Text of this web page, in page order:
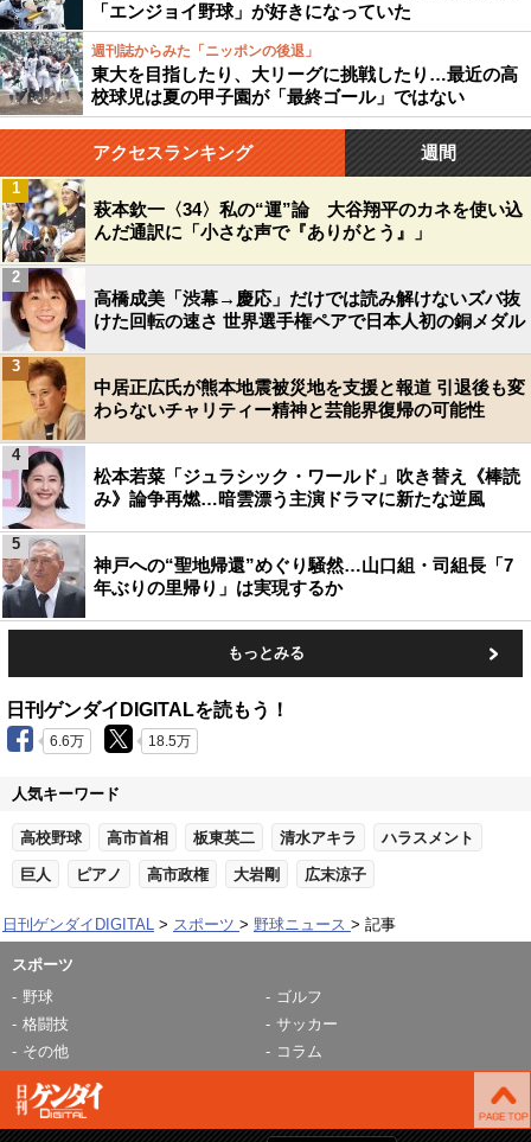
「エンジョイ野球」が好きになっていた
週刊誌からみた「ニッポンの後退」
東大を目指したり、大リーグに挑戦したり…最近の高
校球児は夏の甲子園が「最終ゴール」ではない
アクセスランキング 週間
萩本欽一〈34〉私の“運”論 大谷翔平のカネを使い込
んだ通訳に「小さな声で『ありがとう』」
1
高橋成美「渋幕→慶応」だけでは読み解けないズバ抜
けた回転の速さ 世界選手権ペアで日本人初の銅メダル
2
中居正広氏が熊本地震被災地を支援と報道 引退後も変
わらないチャリティー精神と芸能界復帰の可能性
3
松本若菜「ジュラシック・ワールド」吹き替え《棒読
み》論争再燃…暗雲漂う主演ドラマに新たな逆風
4
神戸への“聖地帰還”めぐり騒然…山口組・司組長「7
年ぶりの里帰り」は実現するか
5
もっとみる
日刊ゲンダイDIGITALを読もう！
6.6万 18.5万
人気キーワード
高校野球 高市首相 板東英二 清水アキラ ハラスメント
巨人 ピアノ 高市政権 大岩剛 広末涼子
日刊ゲンダイDIGITAL スポーツ 野球ニュース 記事
スポーツ
野球
ゴルフ
格闘技
サッカー
その他
コラム